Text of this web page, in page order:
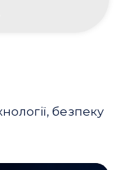
безпеку